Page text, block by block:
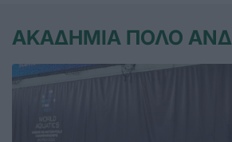
ΑΚΑΔΗΜΙΑ ΠΟΛΟ